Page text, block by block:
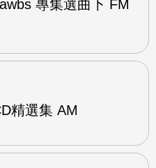
專集選曲下 FM
精選集 AM